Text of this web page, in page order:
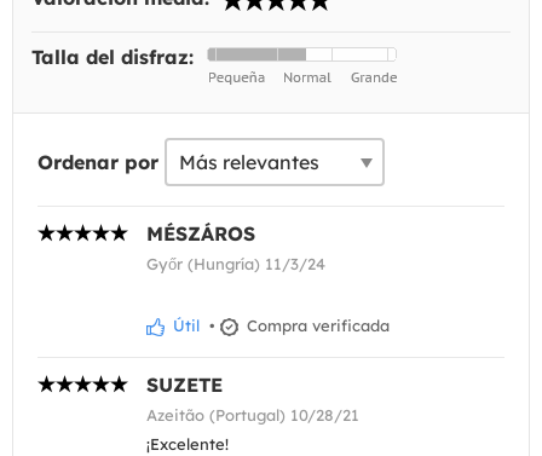
Talla del disfraz:
Ordenar por
MÉSZÁROS
Győr (Hungría) 11/3/24
Útil • Compra verificada
SUZETE
Azeitão (Portugal) 10/28/21
¡Excelente!